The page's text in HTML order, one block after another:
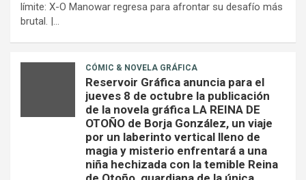
límite: X-O Manowar regresa para afrontar su desafío más
brutal. |…
CÓMIC & NOVELA GRÁFICA
Reservoir Gráfica anuncia para el
jueves 8 de octubre la publicación
de la novela gráfica LA REINA DE
OTOÑO de Borja González, un viaje
por un laberinto vertical lleno de
magia y misterio enfrentará a una
niña hechizada con la temible Reina